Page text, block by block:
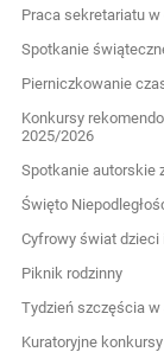
Praca sekretariatu
Spotkanie
Pierniczkowanie
Konkursy
2025/2026
Spotkanie autorskie
Święto
Cyfrowy świat dzieci
Piknik rodzinny
Tydzień szczęścia
Kuratoryjne